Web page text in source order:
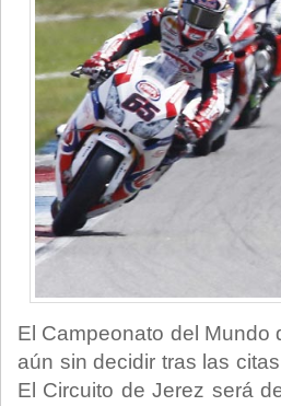
El Campeonato del Mundo
aún sin decidir tras las
El Circuito de Jerez será